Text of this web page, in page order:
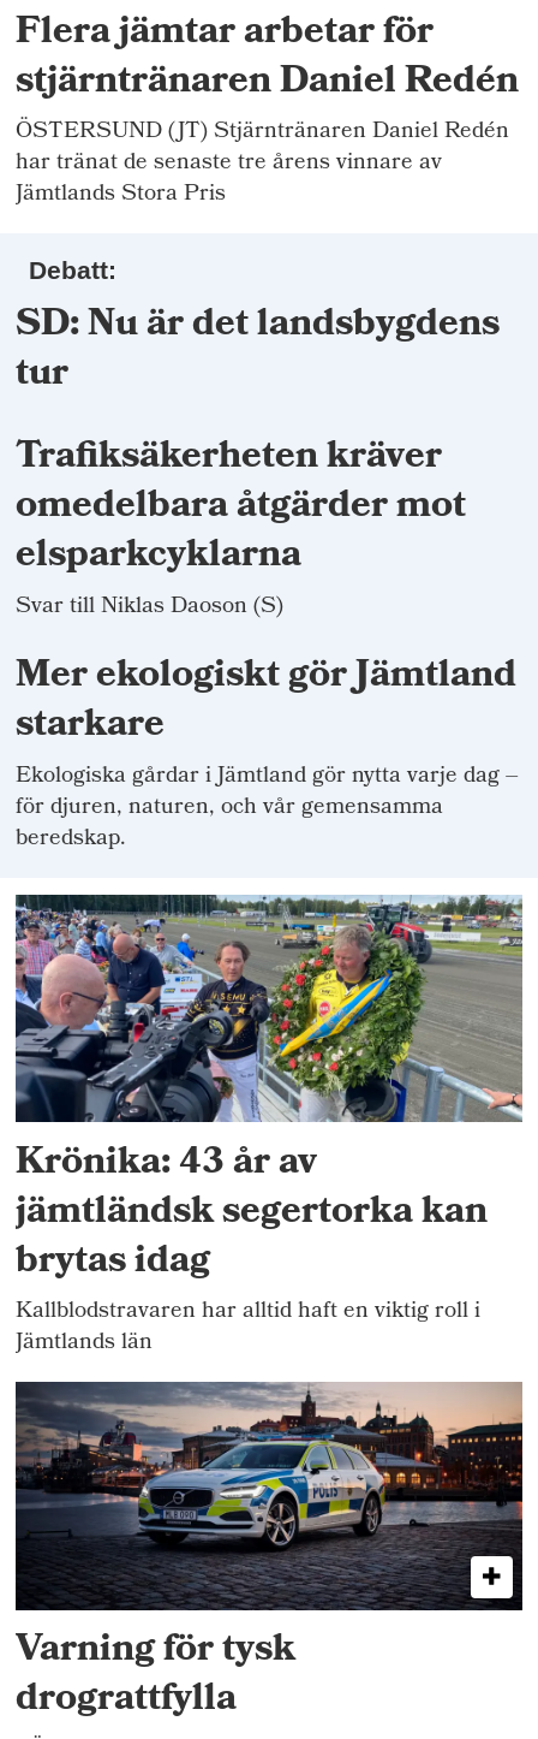
Flera jämtar arbetar för
stjärntränaren Daniel Redén
ÖSTERSUND (JT) Stjärntränaren Daniel Redén
har tränat de senaste tre årens vinnare av
Jämtlands Stora Pris
Debatt:
SD: Nu är det landsbygdens
tur
Trafiksäkerheten kräver
omedelbara åtgärder mot
elsparkcyklarna
Svar till Niklas Daoson (S)
Mer ekologiskt gör Jämtland
starkare
Ekologiska gårdar i Jämtland gör nytta varje dag –
för djuren, naturen, och vår gemensamma
beredskap.
Krönika: 43 år av
jämtländsk segertorka kan
brytas idag
Kallblodstravaren har alltid haft en viktig roll i
Jämtlands län
Varning för tysk
drograttfylla